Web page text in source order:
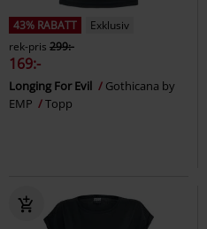
43% RABATT
Exklusiv
rek-pris 299:-
169:-
Longing For Evil
Gothicana by
EMP
Topp